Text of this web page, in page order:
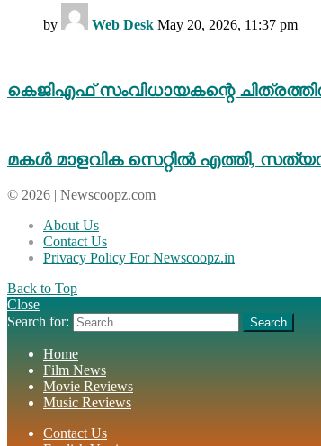
by Web Desk May 20, 2026, 11:37 pm
കെജിഎഫ് സംവിധായകന്റെ
മകൾ മാളവിക സെറ്റിൽ എത്തി,
© 2026 | Newscoopz.com
About Us
Contact Us
Privacy Policy For Newscoopz.in
Back to Top
Close
Search for:
Search
Home
Film News
Movie Reviews
Music Reviews
Contact Us